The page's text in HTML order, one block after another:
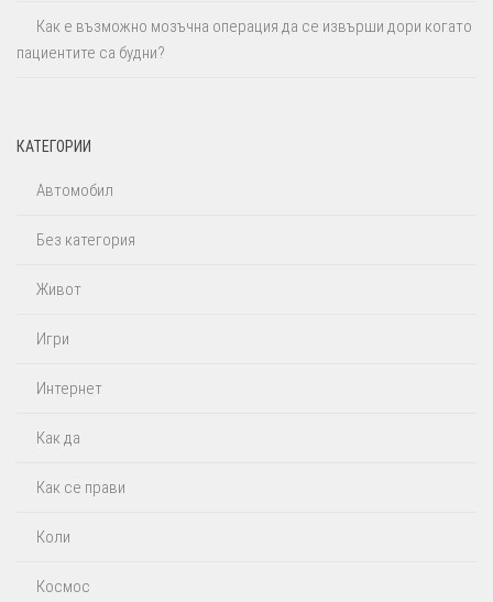
Как е възможно мозъчна операция да се извърши дори когато
пациентите са будни?
КАТЕГОРИИ
Автомобил
Без категория
Живот
Игри
Интернет
Как да
Как се прави
Коли
Космос